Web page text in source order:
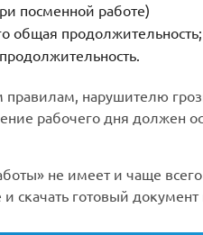
посменной работе)
общая продолжительность;
нарушителю
рабочего дня должен
не имеет и чаще
скачать готовый